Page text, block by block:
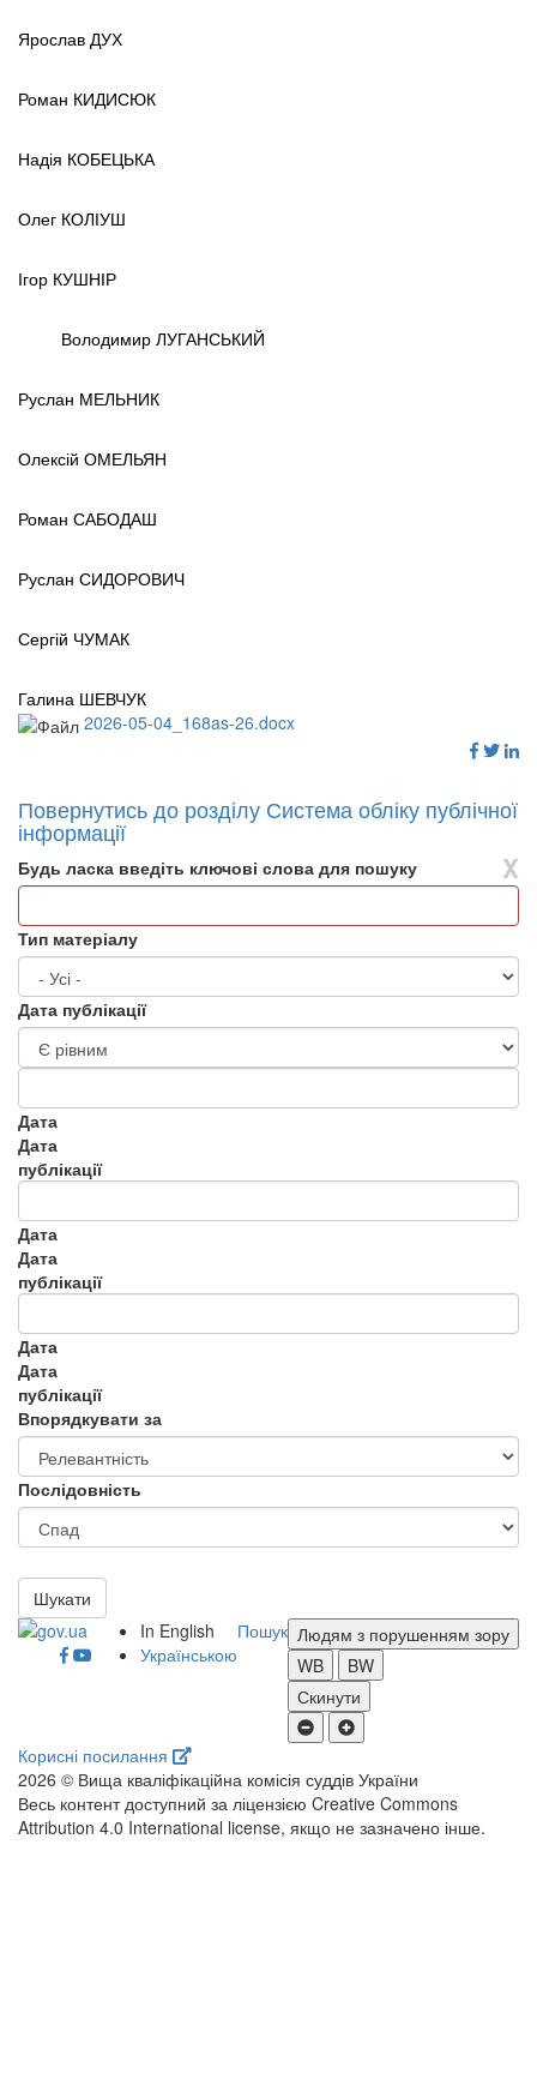
Ярослав ДУХ
Роман КИДИСЮК
Надія КОБЕЦЬКА
Олег КОЛІУШ
Ігор КУШНІР
Володимир ЛУГАНСЬКИЙ
Руслан МЕЛЬНИК
Олексій ОМЕЛЬЯН
Роман САБОДАШ
Руслан СИДОРОВИЧ
Сергій ЧУМАК
Галина ШЕВЧУК
2026-05-04_168as-26.docx
Повернутись до розділу Система обліку публічної
інформації
X
Будь ласка введіть ключові слова для пошуку
Тип матеріалу
Дата публікації
Дата
Дата
публікації
Дата
Дата
публікації
Дата
Дата
публікації
Впорядкувати за
Послідовність
Шукати
Людям з порушенням зору
WB
BW
Скинути
Пошук
In English
Українською
Корисні посилання
2026 © Вища кваліфікаційна комісія суддів України
Весь контент доступний за ліцензією Creative Commons
Attribution 4.0 International license, якщо не зазначено інше.